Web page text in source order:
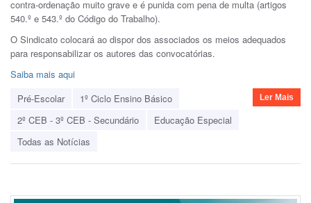
contra-ordenação muito grave e é punida com pena de multa (artigos
540.º e 543.º do Código do Trabalho).
O Sindicato colocará ao dispor dos associados os meios adequados
para responsabilizar os autores das convocatórias.
Saiba mais aqui
Pré-Escolar
1º Ciclo Ensino Básico
2º CEB - 3º CEB - Secundário
Educação Especial
Todas as Notícias
Ler Mais